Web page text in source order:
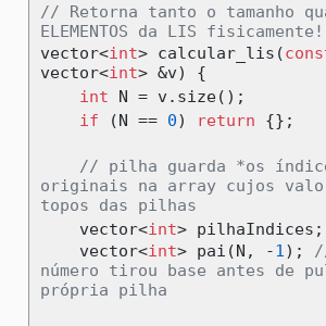
// Retorna tanto o tamanho
ELEMENTOS da LIS fisicamente!
vector<int> calcular_lis (
vector<int> &v)
{
int N = v. size();
if
(N == 0) return {};
// pilha guarda *os
originais na array cujos
topos das pilhas
    vector
<int> pilhaIndices ;
    vector
<int> pai (N , -1);
número tirou base antes de
própria pilha